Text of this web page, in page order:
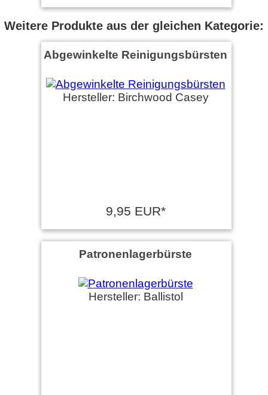
Weitere Produkte aus der gleichen Kategorie:
Abgewinkelte Reinigungsbürsten
Hersteller: Birchwood Casey
9,95 EUR*
Patronenlagerbürste
Hersteller: Ballistol